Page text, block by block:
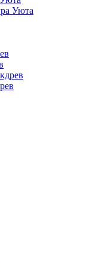
Уюта